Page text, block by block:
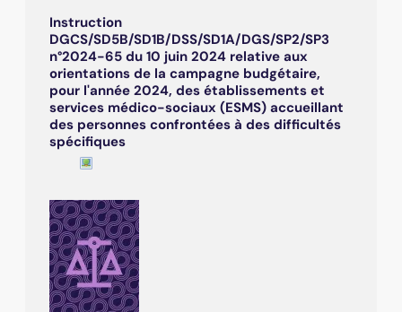
Instruction
DGCS/SD5B/SD1B/DSS/SD1A/DGS/SP2/SP3
n°2024-65 du 10 juin 2024 relative aux
orientations de la campagne budgétaire,
pour l'année 2024, des établissements et
services médico-sociaux (ESMS) accueillant
des personnes confrontées à des difficultés
spécifiques